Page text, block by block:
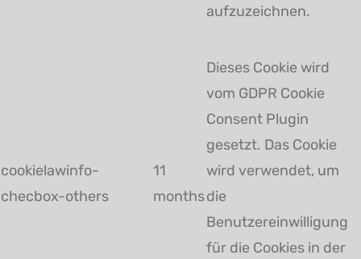
aufzuzeichnen.
cookielawinfo-
checbox-others
11
months
Dieses Cookie wird
vom GDPR Cookie
Consent Plugin
gesetzt. Das Cookie
wird verwendet, um
die
Benutzereinwilligung
für die Cookies in der